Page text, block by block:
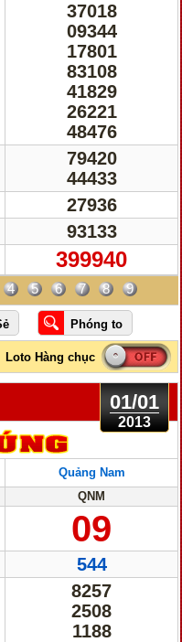
37018
09344
17801
83108
41829
26221
48476
79420
44433
27936
93133
399940
4 5 6 7 8 9
01/01
2013
Quảng Nam
QNM
09
544
8257
2508
1188